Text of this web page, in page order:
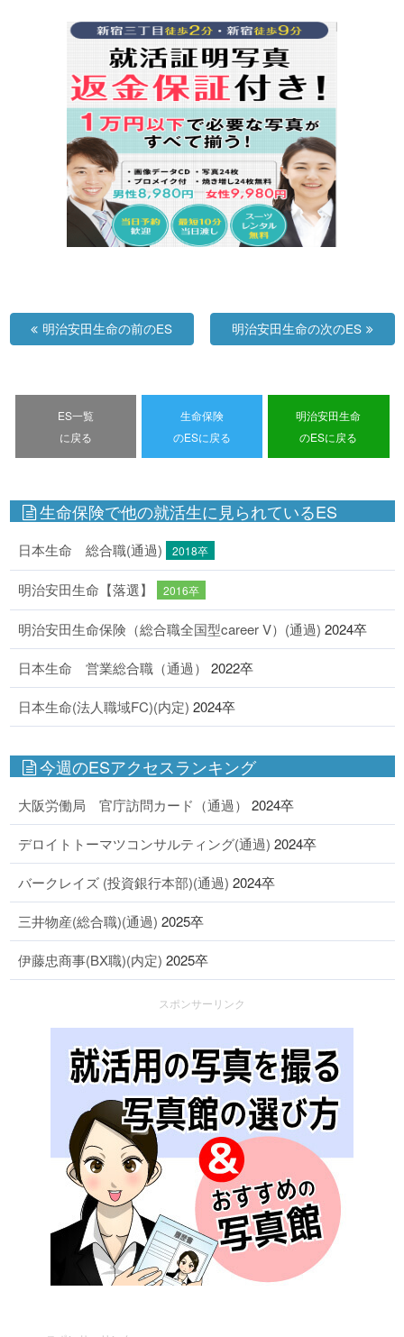
明治安田生命の前のES 明治安田生命の次のES
ES一覧
に戻る
生命保険
のESに戻る
明治安田生命
のESに戻る
生命保険で他の就活生に見られているES
日本生命 総合職(通過) 2018卒
明治安田生命【落選】 2016卒
明治安田生命保険（総合職全国型career V）(通過) 2024卒
日本生命 営業総合職（通過） 2022卒
日本生命(法人職域FC)(内定) 2024卒
今週のESアクセスランキング
大阪労働局 官庁訪問カード（通過） 2024卒
デロイトトーマツコンサルティング(通過) 2024卒
バークレイズ (投資銀行本部)(通過) 2024卒
三井物産(総合職)(通過) 2025卒
伊藤忠商事(BX職)(内定) 2025卒
スポンサーリンク